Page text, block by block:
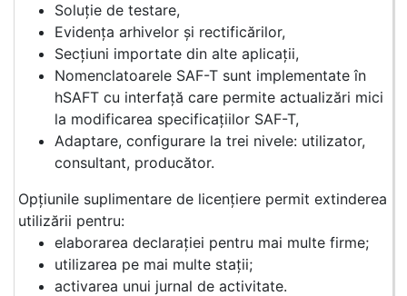
Soluție de testare,
Evidența arhivelor și rectificărilor,
Secțiuni importate din alte aplicații,
Nomenclatoarele SAF-T sunt implementate în
hSAFT cu interfață care permite actualizări mici
la modificarea specificațiilor SAF-T,
Adaptare, configurare la trei nivele: utilizator,
consultant, producător.
Opțiunile suplimentare de licențiere permit extinderea
utilizării pentru:
elaborarea declarației pentru mai multe firme;
utilizarea pe mai multe stații;
activarea unui jurnal de activitate.